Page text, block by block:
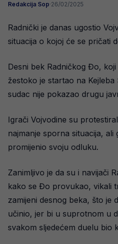
Redakcija Sop·26/02/2025
Radnički je danas ugostio
situacija o kojoj će se pričati
Desni bek Radničkog Đo,
žestoko je startao na Kejleba
sudac nije pokazao drugu
Igrači Vojvodine su
najmanje sporna situacija, ali
promijenio svoju odluku.
Zanimljivo je da su i navijači
kako se Đo provukao, vikali
zamijeni desnog beka, što je
učinio, jer bi u suprotnom u
svakom sljedećem duelu bio